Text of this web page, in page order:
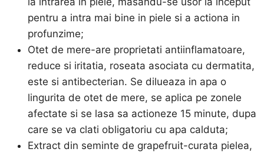
pentru a intra mai bine in piele si a actiona in
profunzime;
Otet de mere-are proprietati antiinflamatoare,
reduce si iritatia, roseata asociata cu dermatita,
este si antibecterian. Se dilueaza in apa o
lingurita de otet de mere, se aplica pe zonele
afectate si se lasa sa actioneze 15 minute, dupa
care se va clati obligatoriu cu apa calduta;
Extract din seminte de grapefruit-curata pielea,